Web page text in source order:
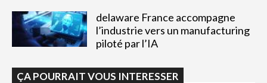
delaware France accompagne
l’industrie vers un manufacturing
piloté par l’IA
ÇA POURRAIT VOUS INTERESSER